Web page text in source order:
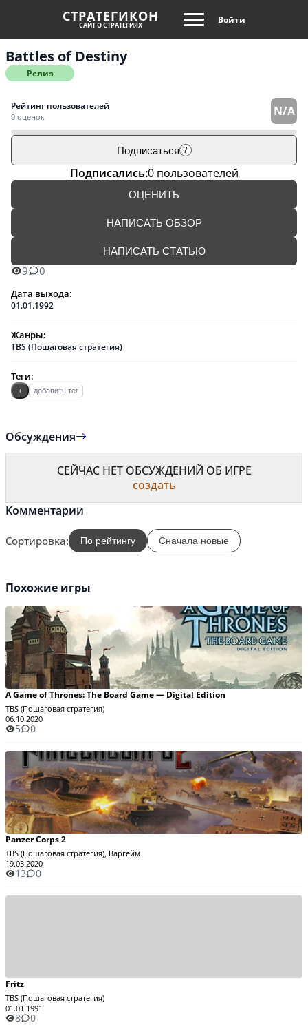
СТРАТЕГИКОН
САЙТ О СТРАТЕГИЯХ Войти
Battles of Destiny
Релиз
Рейтинг пользователей
0 оценок N/A
Подписаться ?
Подписались:0 пользователей
ОЦЕНИТЬ
НАПИСАТЬ ОБЗОР
НАПИСАТЬ СТАТЬЮ
9 0
Дата выхода:
01.01.1992
Жанры:
TBS (Пошаговая стратегия)
Теги:
+ добавить тег
Обсуждения
СЕЙЧАС НЕТ ОБСУЖДЕНИЙ ОБ ИГРЕ
создать
Комментарии
Сортировка: По рейтингу Сначала новые
Похожие игры
A Game of Thrones: The Board Game — Digital Edition
TBS (Пошаговая стратегия)
06.10.2020
5 0
Panzer Corps 2
TBS (Пошаговая стратегия), Варгейм
19.03.2020
13 0
Fritz
TBS (Пошаговая стратегия)
01.01.1991
8 0